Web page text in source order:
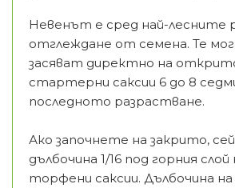
Невенът е сред най-лесните
отглеждане от семена. Те
засяват директно на
стартерни саксии 6 до 8
последното разрастване.
Ако започнете на закрито,
дълбочина 1/16 под горния
торфени саксии. Дълбочина на